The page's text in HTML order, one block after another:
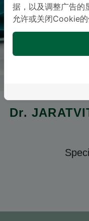
Dr.
据，以及调整广告的
允许或关闭Cookie的